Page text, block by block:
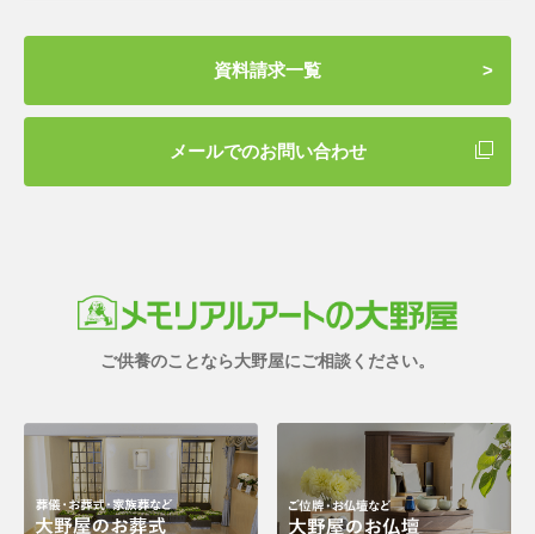
資料請求一覧
メールでのお問い合わせ
ご供養のことなら大野屋にご相談ください。